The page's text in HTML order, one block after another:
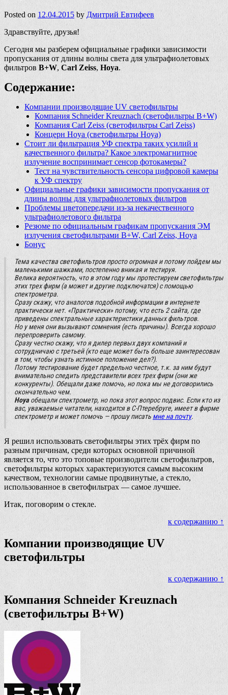
Posted on 12.04.2015 by Дмитрий Евтифеев
Здравствуйте, друзья!
Сегодня мы разберем официальные графики зависимости
пропускания от длины волны света для ультрафиолетовых
фильтров B+W, Carl Zeiss, Hoya.
Содержание:
Компании производящие UV светофильтры
Компания Schneider Kreuznach (светофильтры B+W)
Компания Carl Zeiss (светофильтры Carl Zeiss)
Концерн Hoya (светофильтры Hoya)
Стоит ли фильтрация УФ спектра таких усилий и
качественного фильтра? Какое электромагнитное
излучение воспринимает сенсор фотокамеры?
Тест на чувствительность сенсора цифровой камеры
к УФ спектру
Официальные графики зависимости пропускания от
длины волны для ультрафиолетовых фильтров
Проблемы цветопередачи из-за некачественного
ультрафиолетового фильтра
Резюме по официальным графикам пропускания ЭМ
излучения светофильтрами B+W, Carl Zeiss, Hoya
Бонус
Тема качества светофильтров просто огромная и потому пойдем мы
маленькими шажками, постепенно вникая и тестируя.
Велика вероятность, что в этом году мы протестируем светофильтры
этих трех фирм (а может и другие подключатся) с помощью
спектрометра.
Сразу скажу, что аналогов подобной информации в интернете
практически нет. «Практически» потому, что есть 2 сайта, где
приведены спектральные характеристики данных фильтров.
Но у меня они вызывают сомнения (есть причины). Всегда хорошо
перепроверить самому.
Сразу честно скажу, что я дилер первых двух компаний и
сотрудничаю с третьей (кто еще может быть больше заинтересован
в том, чтобы узнать истинное положение дел?).
Потому тестирование будет предельно честное, т.к. за ним будут
внимательно следить представители всех трех фирм (они же
конкуренты). Обещали даже помочь, но пока мы не договорились
окончательно чем.
Hoyaобещали спектрометр, но пока этот вопрос подвис. Если кто из
вас, уважаемые читатели, находится в С-Птеребруге, имеет в фирме
спектрометр и может помочь — прошу писать мне на почту.
Я решил использовать светофильтры этих трёх фирм по
разным причинам, среди которых основной причиной
является то, что это топовые производители светофильтров,
светофильтры которых характеризуются самым высоким
качеством, технологии самые продвинутые, а стекло,
использованное в светофильтрах — самое лучшее.
Итак, поговорим о стекле.
к содержанию ↑
Компании производящие UV
светофильтры
к содержанию ↑
Компания Schneider Kreuznach
(светофильтры B+W)